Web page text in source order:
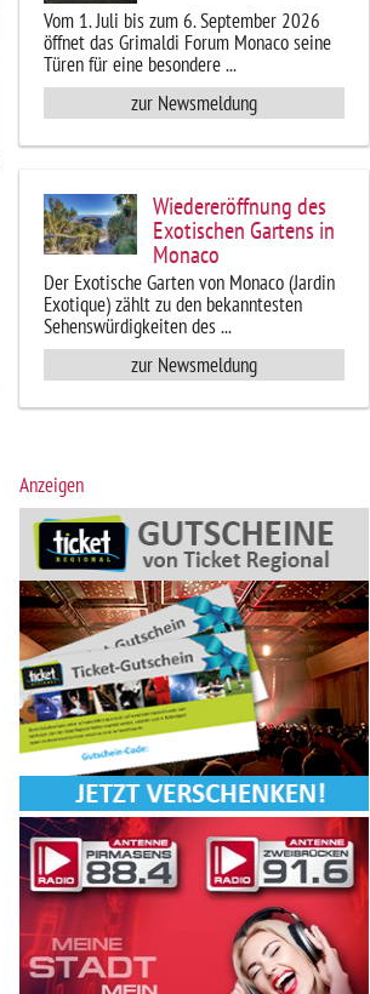
Vom 1. Juli bis zum 6. September 2026
öffnet das Grimaldi Forum Monaco seine
Türen für eine besondere ...
zur Newsmeldung
Wiedereröffnung des
Exotischen Gartens in
Monaco
Der Exotische Garten von Monaco (Jardin
Exotique) zählt zu den bekanntesten
Sehenswürdigkeiten des ...
zur Newsmeldung
Anzeigen